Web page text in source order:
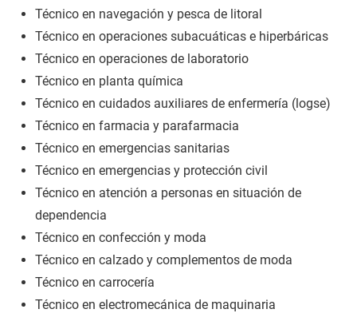
Técnico en navegación y pesca de litoral
Técnico en operaciones subacuáticas e hiperbáricas
Técnico en operaciones de laboratorio
Técnico en planta química
Técnico en cuidados auxiliares de enfermería (logse)
Técnico en farmacia y parafarmacia
Técnico en emergencias sanitarias
Técnico en emergencias y protección civil
Técnico en atención a personas en situación de
dependencia
Técnico en confección y moda
Técnico en calzado y complementos de moda
Técnico en carrocería
Técnico en electromecánica de maquinaria